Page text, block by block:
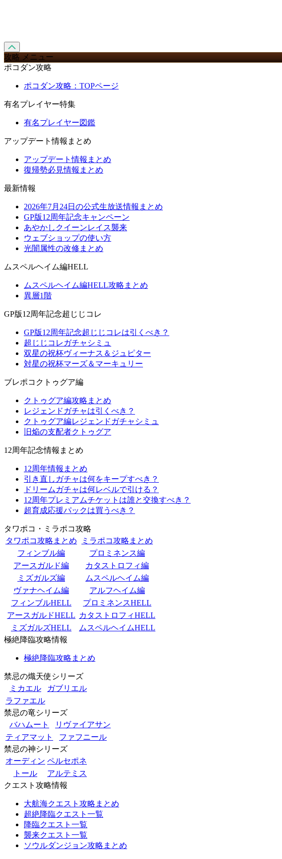
攻略 メニュー
ポコダン攻略
ポコダン攻略：TOPページ
有名プレイヤー特集
有名プレイヤー図鑑
アップデート情報まとめ
アップデート情報まとめ
復帰勢必見情報まとめ
最新情報
2026年7月24日の公式生放送情報まとめ
GP版12周年記念キャンペーン
あやかしクイーンレイス襲来
ウェブショップの使い方
光闇属性の改修まとめ
ムスペルヘイム編HELL
ムスペルヘイム編HELL攻略まとめ
異層1階
GP版12周年記念超じじコレ
GP版12周年記念超じじコレは引くべき？
超じじコレガチャシミュ
双星の祝杯ヴィーナス＆ジュピター
対星の祝杯マーズ＆マーキュリー
ブレポコクトゥグア編
クトゥグア編攻略まとめ
レジェンドガチャは引くべき？
クトゥグア編レジェンドガチャシミュ
旧焔の支配者クトゥグア
12周年記念情報まとめ
12周年情報まとめ
引き直しガチャは何をキープすべき？
ドリームガチャは何レベルで引ける？
12周年プレミアムチケットは誰と交換すべき？
超育成応援パックは買うべき？
タワポコ・ミラポコ攻略
タワポコ攻略まとめ
ミラポコ攻略まとめ
フィンブル編
プロミネンス編
アースガルド編
カタストロフィ編
ミズガルズ編
ムスペルヘイム編
ヴァナヘイム編
アルフヘイム編
フィンブルHELL
プロミネンスHELL
アースガルドHELL カタストロフィHELL
ミズガルズHELL
ムスペルヘイムHELL
極絶降臨攻略情報
極絶降臨攻略まとめ
禁忌の熾天使シリーズ
ミカエル
ガブリエル
ラファエル
禁忌の竜シリーズ
バハムート
リヴァイアサン
ティアマット
ファフニール
禁忌の神シリーズ
オーディン ペルセポネ
トール
アルテミス
クエスト攻略情報
大航海クエスト攻略まとめ
超絶降臨クエスト一覧
降臨クエスト一覧
襲来クエスト一覧
ソウルダンジョン攻略まとめ